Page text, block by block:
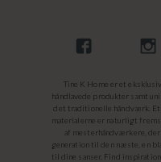
Tine K Home er et
håndlavede produkter samt
det traditionelle håndværk.
materialerne er naturligt
af mesterhåndværkere,
generation til den næste, en
til dine sanser. Find